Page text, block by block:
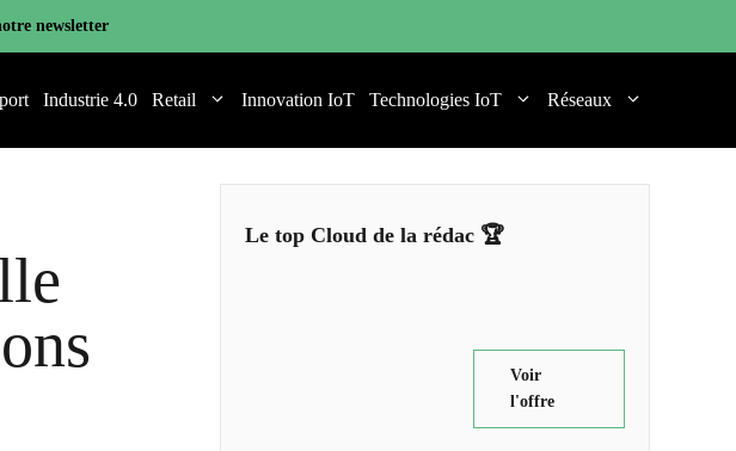
newsletter
Industrie 4.0 Retail Innovation IoT Technologies IoT Réseaux
Le top Cloud de la rédac 🏆
Voir
l'offre